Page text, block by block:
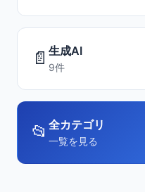
📄 生成AI
9件
📂 全カテゴリ
一覧を見る